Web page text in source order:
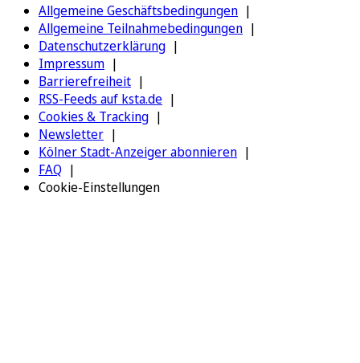
Allgemeine Geschäftsbedingungen
Allgemeine Teilnahmebedingungen
Datenschutzerklärung
Impressum
Barrierefreiheit
RSS-Feeds auf ksta.de
Cookies & Tracking
Newsletter
Kölner Stadt-Anzeiger abonnieren
FAQ
Cookie-Einstellungen